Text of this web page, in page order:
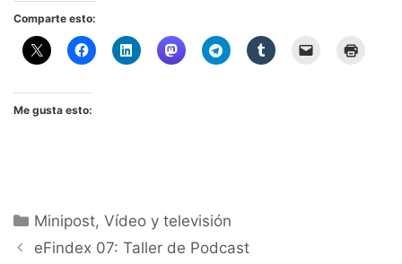
Comparte esto:
Me gusta esto:
Categorías
Minipost,Vídeo y televisión
eFindex 07: Taller de Podcast